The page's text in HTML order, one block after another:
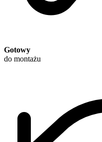
Gotowy
do montażu